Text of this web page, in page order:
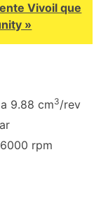
Vivoil que
»
9.88 cm3/rev
rpm